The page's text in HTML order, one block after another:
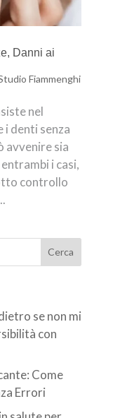
Danni ai
Fiammenghi
nel
i denti senza
avvenire sia
i casi,
controllo
se non mi
con
Come
Errori